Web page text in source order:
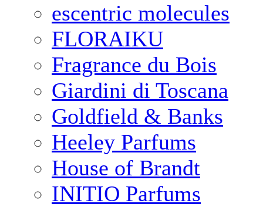
escentric molecules
FLORAIKU
Fragrance du Bois
Giardini di Toscana
Goldfield & Banks
Heeley Parfums
House of Brandt
INITIO Parfums